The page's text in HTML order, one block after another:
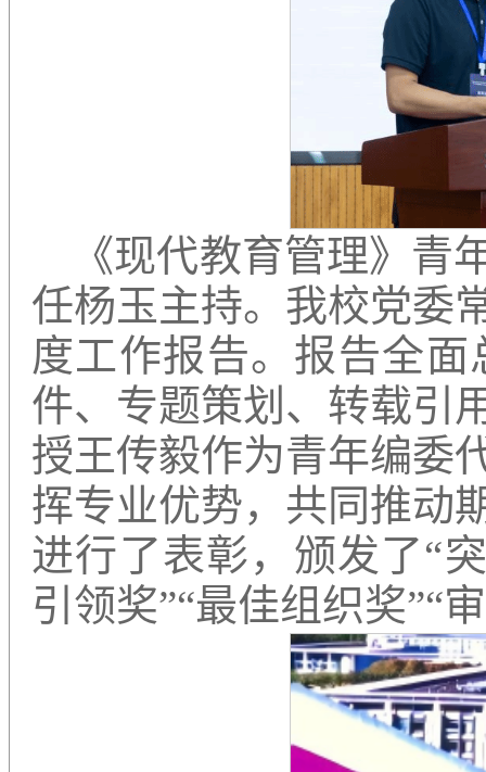
《现代教育管理》青
任杨玉主持。我校党委
度工作报告。报告全
件、专题策划、转载引
授王传毅作为青年编委
挥专业优势，共同推动
进行了表彰，颁发了“
引领奖”“最佳组织奖”“